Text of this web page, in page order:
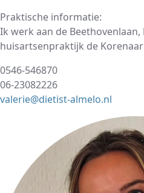
Praktische informatie:
Ik werk aan de
huisartsenpraktijk de
0546-546870
06-23082226
valerie@dietist-almelo.nl